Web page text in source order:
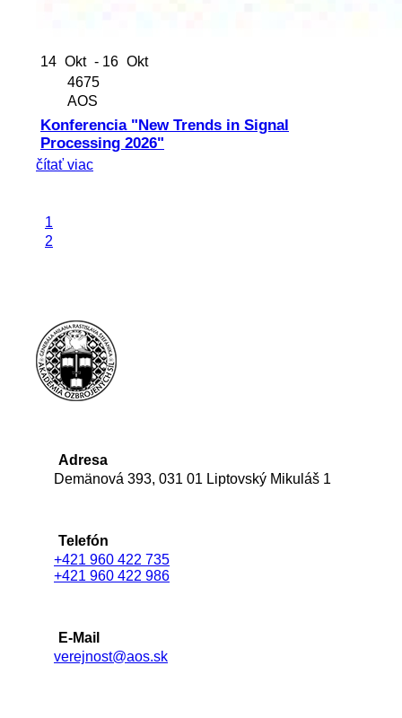
14 Okt - 16 Okt
4675
AOS
Konferencia "New Trends in Signal
Processing 2026"
čítať viac
1
2
Adresa
Demänová 393, 031 01 Liptovský Mikuláš 1
Telefón
+421 960 422 735
+421 960 422 986
E-Mail
verejnost@aos.sk